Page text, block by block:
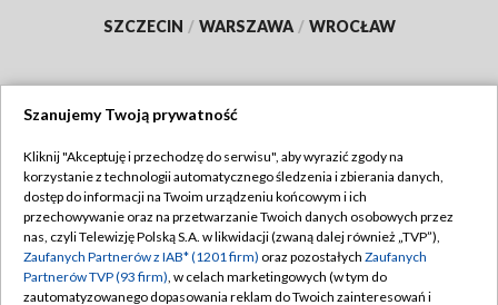
SZCZECIN / WARSZAWA / WROCŁAW
TVP
Abonament TVP
Emisja w TVP
Centrum informacji TVP
Regulamin TVP
Polityka prywatności
Moje zgody
Szanujemy Twoją prywatność
Kliknij "Akceptuję i przechodzę do serwisu", aby wyrazić zgody na
korzystanie z technologii automatycznego śledzenia i zbierania danych,
dostęp do informacji na Twoim urządzeniu końcowym i ich
przechowywanie oraz na przetwarzanie Twoich danych osobowych przez
nas, czyli Telewizję Polską S.A. w likwidacji (zwaną dalej również „TVP”),
Zaufanych Partnerów z IAB* (1201 firm) oraz pozostałych Zaufanych
Partnerów TVP (93 firm), w celach marketingowych (w tym do
zautomatyzowanego dopasowania reklam do Twoich zainteresowań i